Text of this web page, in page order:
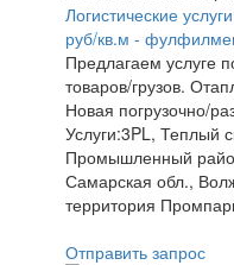
Логистические
руб/кв.м -
Предлагаем услуге
товаров/грузов.
Новая погрузочно/
Услуги:3PL, Теплый
Промышленный
Самарская обл.,
территория
Отправить запрос